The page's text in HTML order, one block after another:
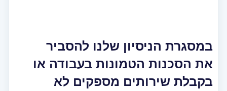
במסגרת הניסיון שלנו להסביר
את הסכנות הטמונות בעבודה או
בקבלת שירותים מספקים לא